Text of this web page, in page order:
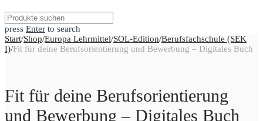
press Enter to search
Start/Shop/Europa Lehrmittel/SOL-Edition/Berufsfachschule (SEK
I)/Fit für deine Berufsorientierung und Bewerbung – Digitales Buch
Fit für deine Berufsorientierung
und Bewerbung – Digitales Buch